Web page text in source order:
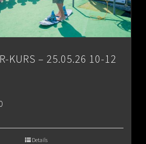
KURS – 25.05.26 10-12
Details